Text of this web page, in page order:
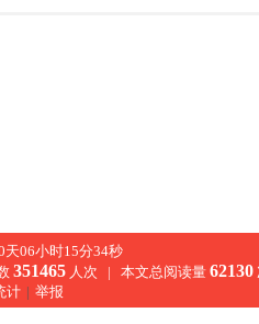
天06小时15分34秒
351465人次 | 本文总阅读量 62130
计 | 举报